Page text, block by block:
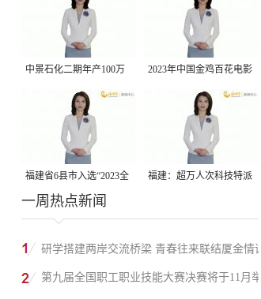
中景石化二期年产100万
吨丙烷脱氢项目建成中交
2023年中国金鸡百花电影
节有福电影巡展31日启动
福建省6县市入选“2023全
国县域发展潜力百强县”
福建：超万人次科技特派
一周热点新闻
研学搭建两岸交流桥梁 青春往来联结厦金情谊
第九届全国职工职业技能大赛决赛将于11月举